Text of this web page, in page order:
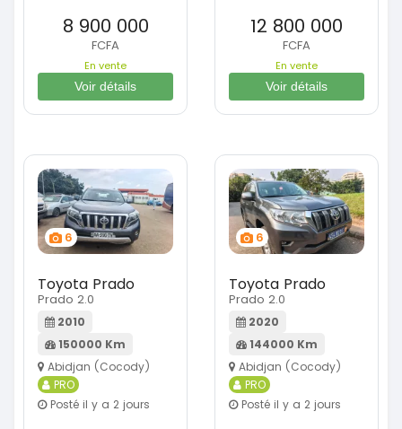
8 900 000
FCFA
En vente
Voir détails
12 800 000
FCFA
En vente
Voir détails
6
Toyota Prado
Prado 2.0
2010
150000 Km
Abidjan (Cocody)
PRO
Posté il y a 2 jours
6
Toyota Prado
Prado 2.0
2020
144000 Km
Abidjan (Cocody)
PRO
Posté il y a 2 jours